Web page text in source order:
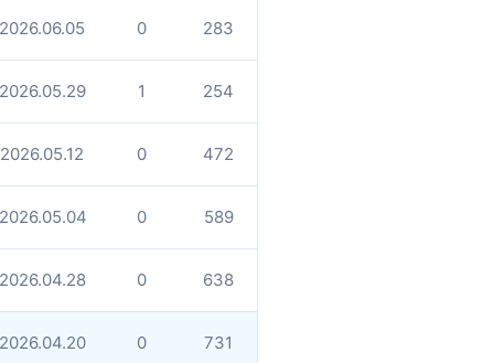
2026.06.05 0 283
2026.05.29 1 254
2026.05.12 0 472
2026.05.04 0 589
2026.04.28 0 638
2026.04.20 0 731